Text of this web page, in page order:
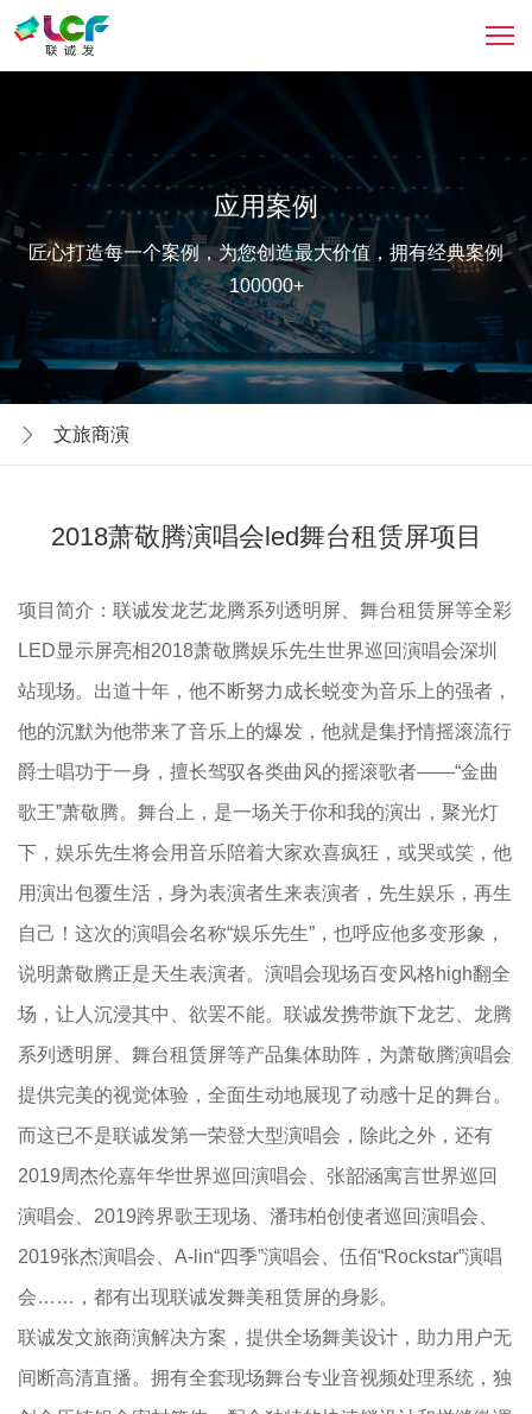
应用案例
匠心打造每一个案例，为您创造最大价值，拥有经典案例
100000+
文旅商演
2018萧敬腾演唱会led舞台租赁屏项目
项目简介： 联诚发龙艺龙腾系列透明屏、舞台租赁屏等全彩
LED显示屏亮相2018萧敬腾娱乐先生世界巡回演唱会深圳
站现场。出道十年，他不断努力成长蜕变为音乐上的强者，
他的沉默为他带来了音乐上的爆发，他就是集抒情摇滚流行
爵士唱功于一身，擅长驾驭各类曲风的摇滚歌者——“金曲
歌王”萧敬腾。舞台上，是一场关于你和我的演出，聚光灯
下，娱乐先生将会用音乐陪着大家欢喜疯狂，或哭或笑，他
用演出包覆生活，身为表演者生来表演者，先生娱乐，再生
自己！这次的演唱会名称“娱乐先生”，也呼应他多变形象，
说明萧敬腾正是天生表演者。演唱会现场百变风格high翻全
场，让人沉浸其中、欲罢不能。 联诚发携带旗下龙艺、龙腾
系列透明屏、舞台租赁屏等产品集体助阵，为萧敬腾演唱会
提供完美的视觉体验，全面生动地展现了动感十足的舞台。
而这已不是联诚发第一荣登大型演唱会，除此之外，还有
2019周杰伦嘉年华世界巡回演唱会、张韶涵寓言世界巡回
演唱会、2019跨界歌王现场、潘玮柏创使者巡回演唱会、
2019张杰演唱会、A-lin“四季”演唱会、伍佰“Rockstar”演唱
会……，都有出现联诚发舞美租赁屏的身影。
联诚发文旅商演解决方案，提供全场舞美设计，助力用户无
间断高清直播。拥有全套现场舞台专业音视频处理系统，独